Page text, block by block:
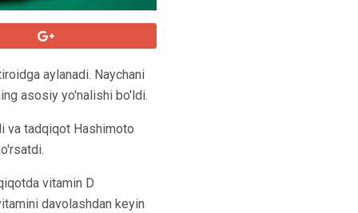
aylanadi. Naychani
asosiy yo'nalishi bo'ldi.
va tadqiqot Hashimoto
vitamin D
davolashdan keyin